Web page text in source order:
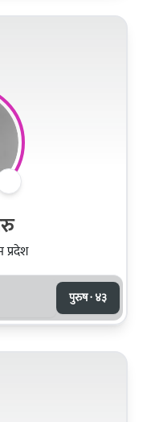
थारु
प्रदेश
पुरुष · ४३